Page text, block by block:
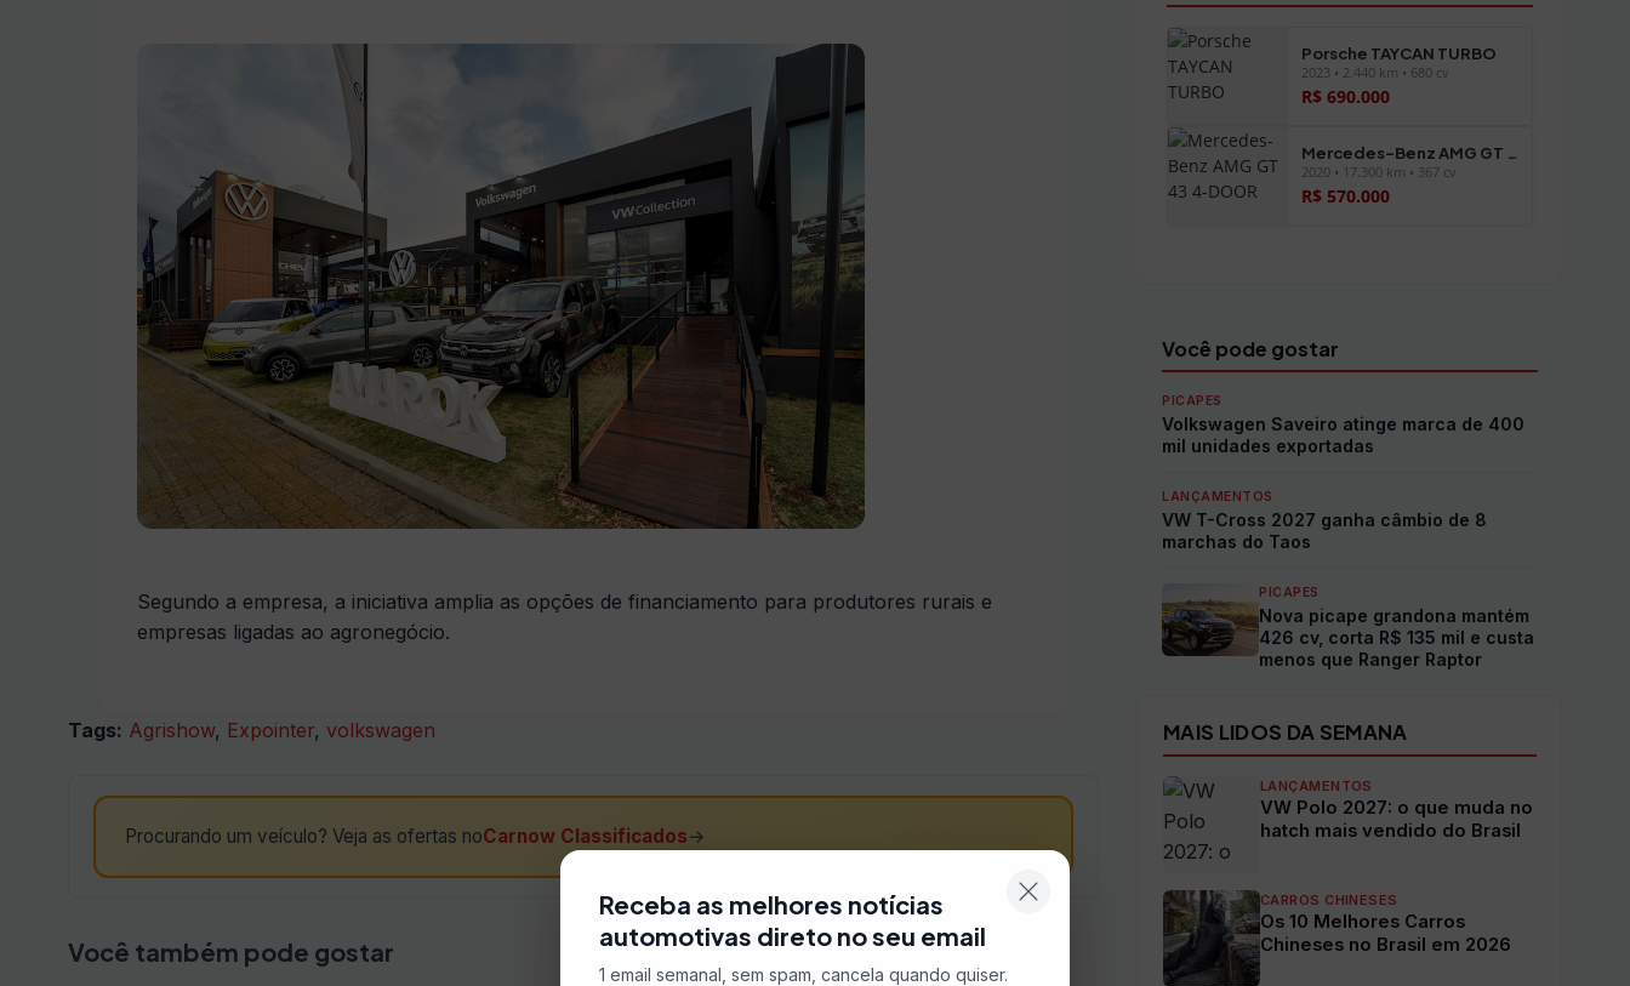
Segundo a empresa, a iniciativa amplia as opções de financiamento para produtores rurais e
empresas ligadas ao agronegócio.
Tags: Agrishow, Expointer, volkswagen
Procurando um veículo? Veja as ofertas noCarnow Classificados→
Você também pode gostar
Porsche TAYCAN TURBO
2023 • 2.440 km • 680 cv
R$ 690.000
Mercedes-Benz AMG GT 43 4-DOOR
2020 • 17.300 km • 367 cv
R$ 570.000
Você pode gostar
PICAPES
Volkswagen Saveiro atinge marca de 400
mil unidades exportadas
LANÇAMENTOS
VW T-Cross 2027 ganha câmbio de 8
marchas do Taos
PICAPES
Nova picape grandona mantém
426 cv, corta R$ 135 mil e custa
menos que Ranger Raptor
MAIS LIDOS DA SEMANA
LANÇAMENTOS
VW Polo 2027: o que muda no
hatch mais vendido do Brasil
CARROS CHINESES
Os 10 Melhores Carros
Chineses no Brasil em 2026
Receba as melhores notícias
automotivas direto no seu email
1 email semanal, sem spam, cancela quando quiser.